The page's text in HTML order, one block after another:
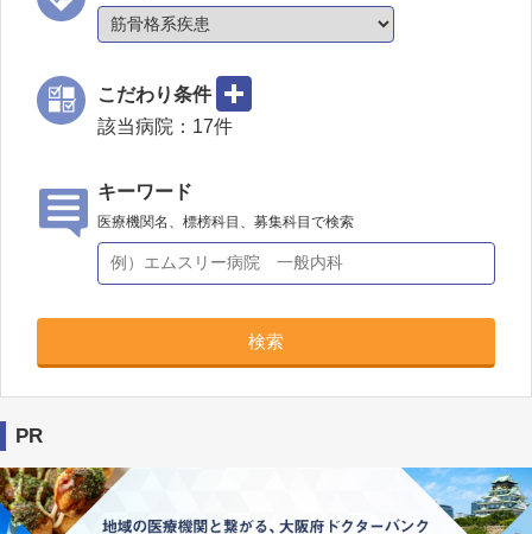
こだわり条件
該当病院： 17件
キーワード
医療機関名、標榜科目、募集科目で検索
検索
PR